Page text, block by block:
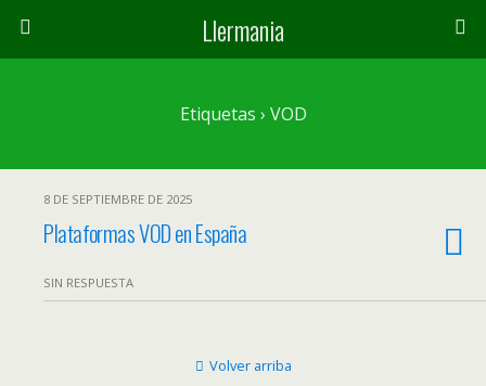
Llermania
Etiquetas › VOD
8 DE SEPTIEMBRE DE 2025
Plataformas VOD en España
SIN RESPUESTA
Volver arriba